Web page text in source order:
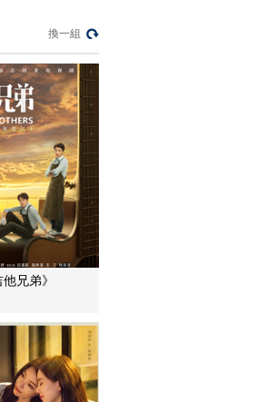
來可期
足球之夜
麥麵包
健康之路
美國為何盯上中國光
模塊？
今日亞洲
暗語引流？午夜直播
間亂象
法治在線
共同關注
百年潮起 再現張謇傳
奇人生
換一組
兄弟》